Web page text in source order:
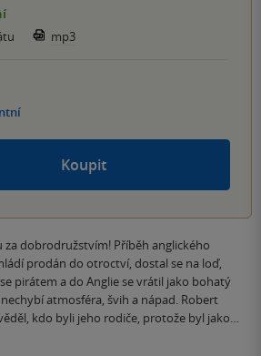
mp3
Koupit
dobrodružstvím! Příběh anglického
prodán do otroctví, dostal se na loď,
pirátem a do Anglie se vrátil jako bohatý
atmosféra, švih a nápad. Robert
kdo byli jeho rodiče, protože byl jako…